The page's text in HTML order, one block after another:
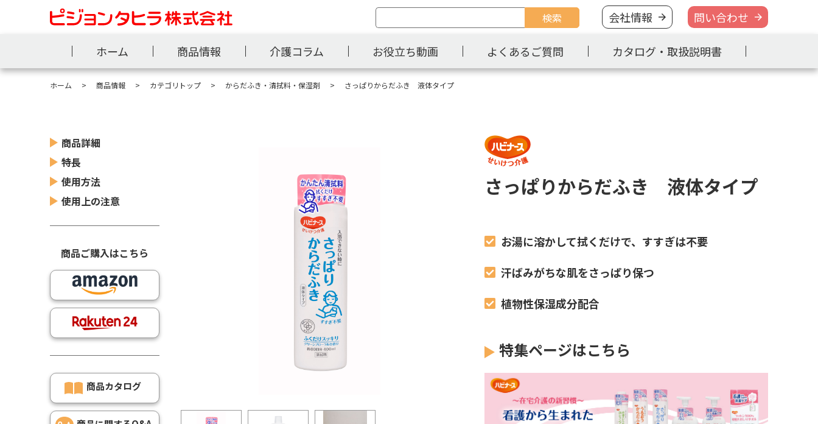
検索 会社情報 問い合わせ
ホーム 商品情報 介護コラム お役立ち動画 よくあるご質問 カタログ・取扱説明書
ホーム 商品情報 カテゴリトップ からだふき・清拭料・保湿剤 さっぱりからだふき 液体タイプ
商品詳細
特長
使用方法
使用上の注意
商品ご購入はこちら
商品カタログ
さっぱりからだふき 液体タイプ
お湯に溶かして拭くだけで、すすぎは不要
汗ばみがちな肌をさっぱり保つ
植物性保湿成分配合
特集ページはこちら